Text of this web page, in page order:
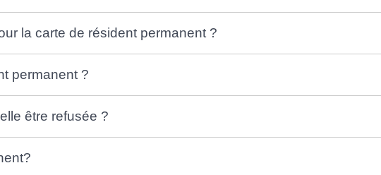
la carte de résident permanent ?
permanent ?
être refusée ?